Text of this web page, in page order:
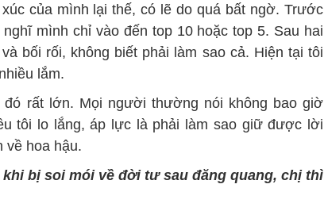
của mình lại thế, có lẽ do quá bất ngờ. Trước
mình chỉ vào đến top 10 hoặc top 5. Sau hai
bối rối, không biết phải làm sao cả. Hiện tại tôi
lắm.
rất lớn. Mọi người thường nói không bao giờ
tôi lo lắng, áp lực là phải làm sao giữ được lời
về hoa hậu.
bị soi mói về đời tư sau đăng quang, chị thì